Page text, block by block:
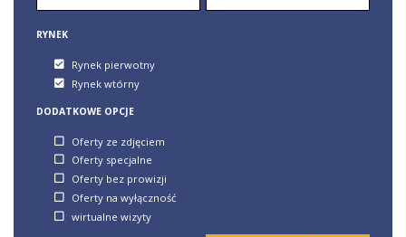
RYNEK
Rynek pierwotny
Rynek wtórny
DODATKOWE OPCJE
Oferty ze zdjęciem
Oferty specjalne
Oferty bez prowizji
Oferty na wyłączność
wirtualne wizyty